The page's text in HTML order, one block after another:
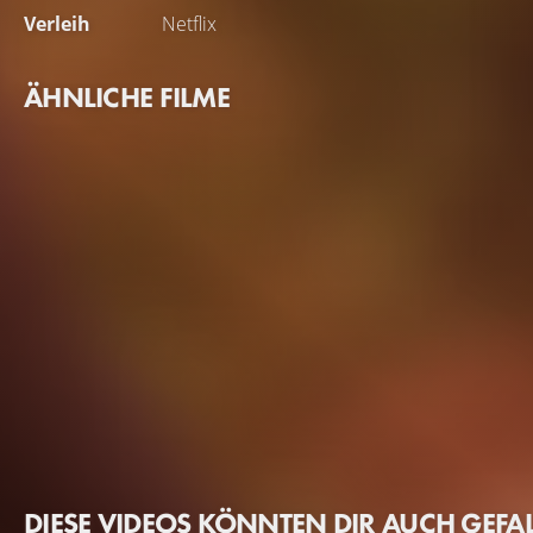
Verleih Netflix
ÄHNLICHE FILME
DIESE VIDEOS KÖNNTEN DIR AUCH